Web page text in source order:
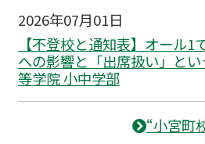
2026年07月01日
【不登校と通知表】オール1
への影響と「出席扱い」と
等学院 小中学部
“小宮町